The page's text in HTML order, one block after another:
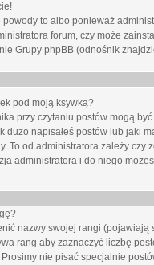
to albo ponieważ
forum, czy może
Grupy phpBB (odnośnik
pod moją ksywką?
przy czytaniu postów mogą
dużo napisałeś postów lub jaki
To od administratora zależy
administratora i do niego
nazwy swojej rangi
rang aby zaznaczyć liczbę
nie pisać specjalnie